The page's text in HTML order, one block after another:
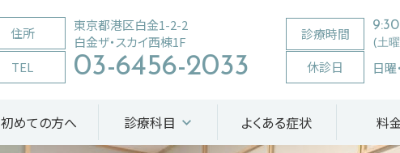
住所
東京都港区白金1-2-2
白金ザ・スカイ西棟1F
TEL
03-6456-2033
診療時間
(土
休診日 日曜
初めての方へ 診療科目 よくある症状 料